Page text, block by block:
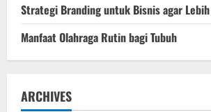
Strategi Branding untuk Bisnis agar
Manfaat Olahraga Rutin bagi Tubuh
ARCHIVES